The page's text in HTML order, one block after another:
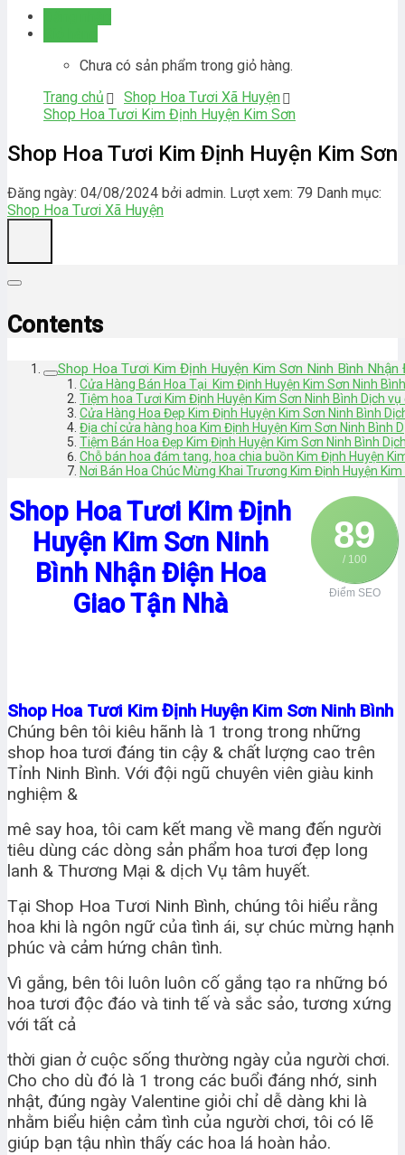
Chưa có sản phẩm trong giỏ hàng.
Trang chủ
Shop Hoa Tươi Xã Huyện
Shop Hoa Tươi Kim Định Huyện Kim Sơn
Shop Hoa Tươi Kim Định Huyện Kim Sơn
Đăng ngày: 04/08/2024 bởi admin. Lượt xem: 79 Danh mục:
Shop Hoa Tươi Xã Huyện
Contents
Shop Hoa Tươi Kim Định Huyện Kim Sơn Ninh Bình Nhận
Cửa Hàng Bán Hoa Tại Kim Định Huyện Kim Sơn Ninh Bình
Tiệm hoa Tươi Kim Định Huyện Kim Sơn Ninh Bình Dịch vụ
Cửa Hàng Hoa Đẹp Kim Định Huyện Kim Sơn Ninh Bình
Địa chỉ cửa hàng hoa Kim Định Huyện Kim Sơn Ninh Bình
Tiệm Bán Hoa Đẹp Kim Định Huyện Kim Sơn Ninh Bình
Chỗ bán hoa đám tang, hoa chia buồn Kim Định Huyện
Nơi Bán Hoa Chúc Mừng Khai Trương Kim Định Huyện
89
/ 100
Điểm SEO
Shop Hoa Tươi Kim Định
Huyện Kim Sơn Ninh
Bình Nhận Điện Hoa
Giao Tận Nhà
Shop Hoa Tươi Kim Định Huyện Kim Sơn Ninh Bình
Chúng bên tôi kiêu hãnh là 1 trong trong những
shop hoa tươi đáng tin cậy & chất lượng cao trên
Tỉnh Ninh Bình. Với đội ngũ chuyên viên giàu kinh
nghiệm &
mê say hoa, tôi cam kết mang về mang đến người
tiêu dùng các dòng sản phẩm hoa tươi đẹp long
lanh & Thương Mại & dịch Vụ tâm huyết.
Tại Shop Hoa Tươi Ninh Bình, chúng tôi hiểu rằng
hoa khi là ngôn ngữ của tình ái, sự chúc mừng hạnh
phúc và cảm hứng chân tình.
Vì gắng, bên tôi luôn luôn cố gắng tạo ra những bó
hoa tươi độc đáo và tinh tế và sắc sảo, tương xứng
với tất cả
thời gian ở cuộc sống thường ngày của người chơi.
Cho cho dù đó là 1 trong các buổi đáng nhớ, sinh
nhật, đúng ngày Valentine giỏi chỉ dễ dàng khi là
nhằm biểu hiện cảm tình của người chơi, tôi có lẽ
giúp bạn tậu nhìn thấy các hoa lá hoàn hảo.